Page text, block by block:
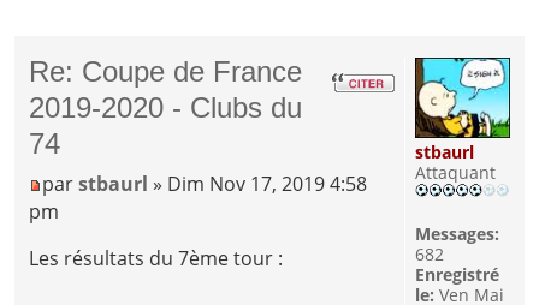
Re: Coupe de France
2019-2020 - Clubs du
74
parstbaurl » Dim Nov 17, 2019 4:58
pm
Les résultats du 7ème tour :
stbaurl
Attaquant
Messages:
682
Enregistré
le: Ven Mai